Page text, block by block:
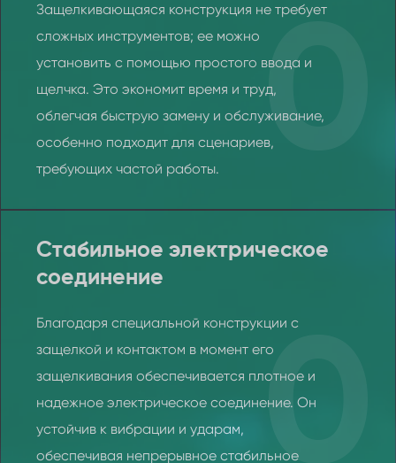
0
Защелкивающаяся конструкция не требует
сложных инструментов; ее можно
установить с помощью простого ввода и
щелчка. Это экономит время и труд,
облегчая быструю замену и обслуживание,
особенно подходит для сценариев,
требующих частой работы.
0
Стабильное электрическое
соединение
Благодаря специальной конструкции с
защелкой и контактом в момент его
защелкивания обеспечивается плотное и
надежное электрическое соединение. Он
устойчив к вибрации и ударам,
обеспечивая непрерывное стабильное